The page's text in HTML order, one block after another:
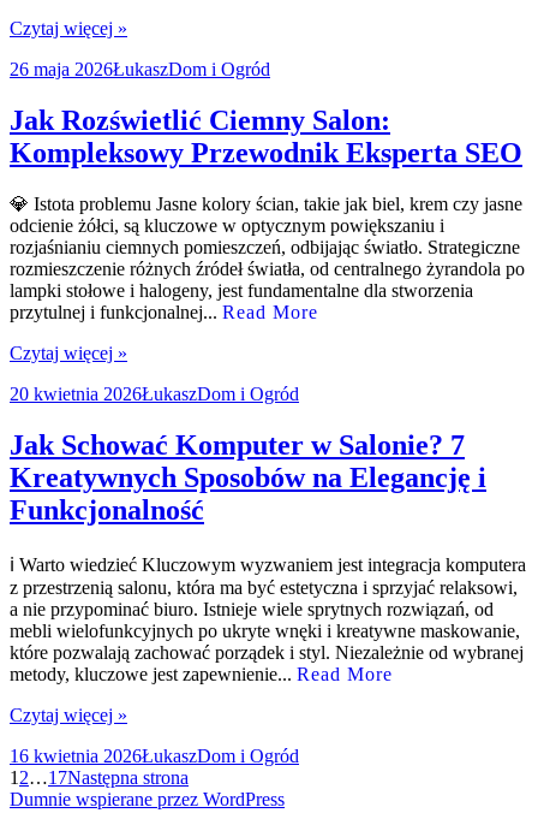
Czytaj więcej »
Data
26 maja 2026Autor
ŁukaszKategorie
Dom i Ogród
Jak Rozświetlić Ciemny Salon:
Kompleksowy Przewodnik Eksperta SEO
💎 Istota problemu Jasne kolory ścian, takie jak biel, krem czy jasne
odcienie żółci, są kluczowe w optycznym powiększaniu i
rozjaśnianiu ciemnych pomieszczeń, odbijając światło. Strategiczne
rozmieszczenie różnych źródeł światła, od centralnego żyrandola po
lampki stołowe i halogeny, jest fundamentalne dla stworzenia
przytulnej i funkcjonalnej... Read More
Czytaj więcej »
Data
20 kwietnia 2026Autor
ŁukaszKategorie
Dom i Ogród
Jak Schować Komputer w Salonie? 7
Kreatywnych Sposobów na Elegancję i
Funkcjonalność
ℹ️ Warto wiedzieć Kluczowym wyzwaniem jest integracja komputera
z przestrzenią salonu, która ma być estetyczna i sprzyjać relaksowi,
a nie przypominać biuro. Istnieje wiele sprytnych rozwiązań, od
mebli wielofunkcyjnych po ukryte wnęki i kreatywne maskowanie,
które pozwalają zachować porządek i styl. Niezależnie od wybranej
metody, kluczowe jest zapewnienie... Read More
Czytaj więcej »
Data
publikacji
16 kwietnia 2026Autor
ŁukaszKategorie
Dom i Ogród
Stronicowanie
Strona
1 Strona
2…Strona
17Następna strona
Dumnie wspierane przez WordPress